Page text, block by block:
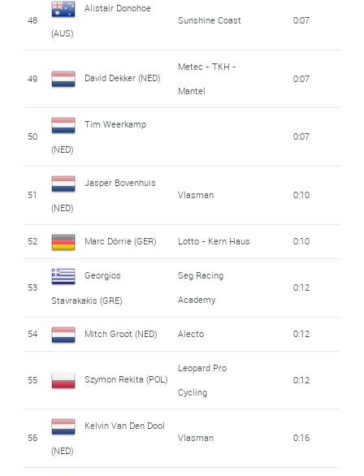
48
Alistair Donohoe
(AUS)
Sunshine Coast 0:07
49 David Dekker (NED)
Metec - TKH -
Mantel
0:07
50
Tim Weerkamp
(NED)
0:07
51
Jasper Bovenhuis
(NED)
Vlasman 0:10
52 Marc Dörrie (GER) Lotto - Kern Haus 0:10
53
Georgios
Stavrakakis (GRE)
Seg Racing
Academy
0:12
54 Mitch Groot (NED) Alecto 0:12
55 Szymon Rekita (POL)
Leopard Pro
Cycling
0:12
56
Kelvin Van Den Dool
(NED)
Vlasman 0:16